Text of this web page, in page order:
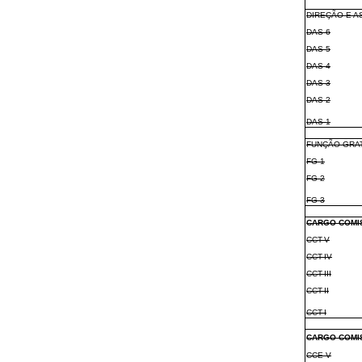
DIREÇÃO E
DAS-6
DAS-5
DAS-4
DAS-3
DAS-2
DAS-1
FUNÇÃO
FG-1
FG-2
FG-3
CARGO
CCT-V
CCT-IV
CCT-III
CCT-II
CCT-I
CARGO
CCE-V